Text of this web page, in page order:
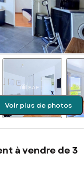
Voir plus de photos
à vendre de 3